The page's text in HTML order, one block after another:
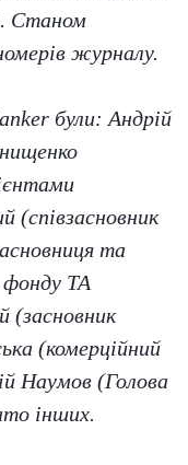
Станом
журналу.
були: Андрій
(співзасновник
та
фонду ТА
(засновник
(комерційний
Наумов (Голова
інших.